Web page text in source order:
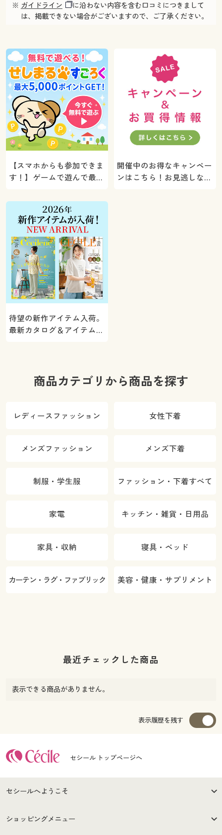
※ ガイドライン
に沿わない内容を含む口コミにつきまして
は、掲載できない場合がございますので、ご了承ください。
【スマホからも参加できま
す！】ゲームで遊んで最大
ト！
開催中のお得なキャンペー
ンはこちら！お見逃しな
待望の新作アイテム入荷。
最新カタログ＆アイテムを
商品カテゴリから商品を探す
レディースファッション 女性下着
メンズファッション メンズ下着
制服・学生服 ファッション・下着すべて
家電 キッチン・雑貨・日用品
家具・収納 寝具・ベッド
カーテン・ラグ・ファブリック 美容・健康・サプリメント
最近チェックした商品
表示できる商品がありません。
表示履歴を残す
セシール トップページへ
セシールへようこそ
はじめての方へ
ショッピングメニュー